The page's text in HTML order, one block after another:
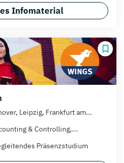
Infomaterial
Leipzig, Frankfurt am...
& Controlling,...
Präsenzstudium